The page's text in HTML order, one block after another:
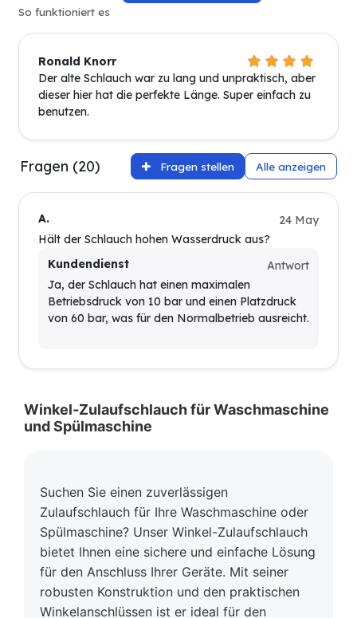
So funktioniert es
Ronald Knorr
Der alte Schlauch war zu lang und unpraktisch, aber
dieser hier hat die perfekte Länge. Super einfach zu
benutzen.
Fragen (20) Fragen stellen Alle anzeigen
A.
24 May
Hält der Schlauch hohen Wasserdruck aus?
Kundendienst
Antwort
Ja, der Schlauch hat einen maximalen
Betriebsdruck von 10 bar und einen Platzdruck
von 60 bar, was für den Normalbetrieb ausreicht.
Winkel-Zulaufschlauch für Waschmaschine
und Spülmaschine
Suchen Sie einen zuverlässigen
Zulaufschlauch für Ihre Waschmaschine oder
Spülmaschine? Unser Winkel-Zulaufschlauch
bietet Ihnen eine sichere und einfache Lösung
für den Anschluss Ihrer Geräte. Mit seiner
robusten Konstruktion und den praktischen
Winkelanschlüssen ist er ideal für den